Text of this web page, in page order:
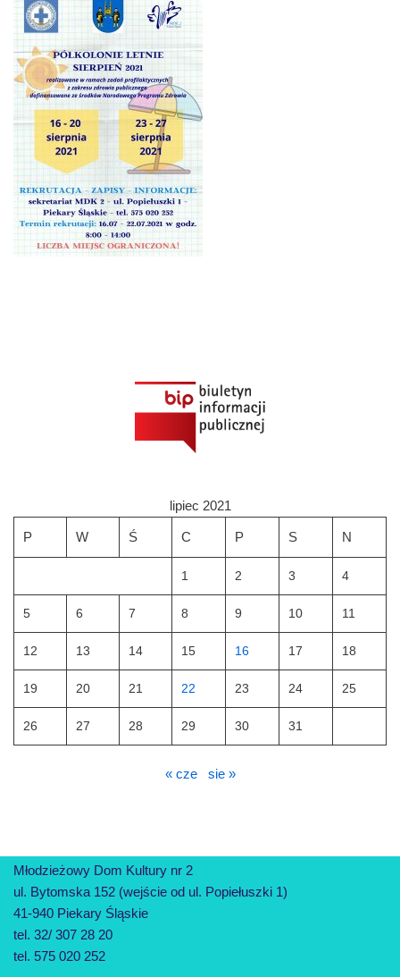
lipiec 2021
P W Ś C P S N
1 2 3 4
5 6 7 8 9 10 11
12 13 14 15 16 17 18
19 20 21 22 23 24 25
26 27 28 29 30 31
« cze sie »
Młodzieżowy Dom Kultury nr 2
ul. Bytomska 152 (wejście od ul. Popiełuszki 1)
41-940 Piekary Śląskie
tel. 32/ 307 28 20
tel. 575 020 252